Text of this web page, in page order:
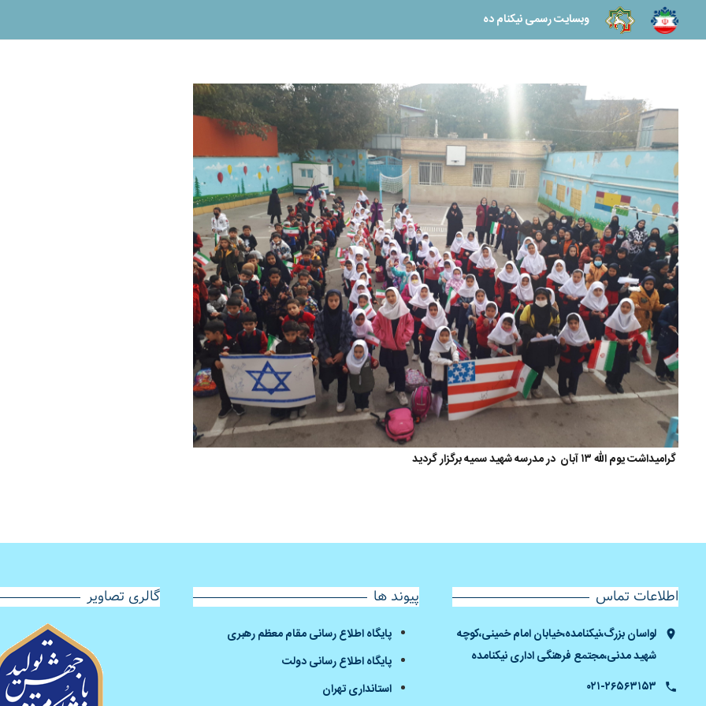
وبسایت رسمی نیکنام ده
گرامیداشت یوم الله ۱۳ آبان در مدرسه شهید سمیه برگزار گردید
اطلاعات تماس
لواسان بزرگ،نیکنامده،خیابان امام خمینی،کوچه
شهید مدنی،مجتمع فرهنگی اداری نیکنامده
۰۲۱-۲۶۵۶۳۱۵۳
پیوند ها
پایگاه اطلاع رسانی مقام معظم رهبری
پایگاه اطلاع رسانی دولت
استانداری تهران
گالری تصاویر